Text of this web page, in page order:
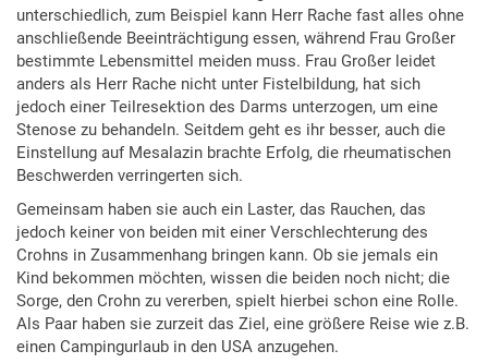
unterschiedlich, zum Beispiel kann Herr Rache fast alles ohne
anschließende Beeinträchtigung essen, während Frau Großer
bestimmte Lebensmittel meiden muss. Frau Großer leidet
anders als Herr Rache nicht unter Fistelbildung, hat sich
jedoch einer Teilresektion des Darms unterzogen, um eine
Stenose zu behandeln. Seitdem geht es ihr besser, auch die
Einstellung auf Mesalazin brachte Erfolg, die rheumatischen
Beschwerden verringerten sich.
Gemeinsam haben sie auch ein Laster, das Rauchen, das
jedoch keiner von beiden mit einer Verschlechterung des
Crohns in Zusammenhang bringen kann. Ob sie jemals ein
Kind bekommen möchten, wissen die beiden noch nicht; die
Sorge, den Crohn zu vererben, spielt hierbei schon eine Rolle.
Als Paar haben sie zurzeit das Ziel, eine größere Reise wie z.B.
einen Campingurlaub in den USA anzugehen.